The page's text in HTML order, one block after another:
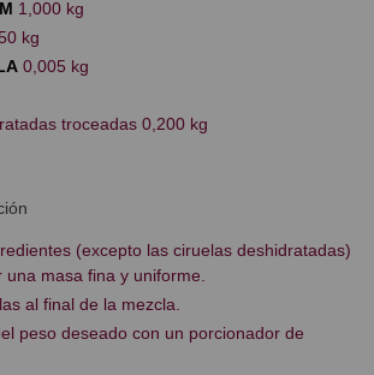
1,000 kg
kg
0,005 kg
troceadas 0,200 kg
(excepto las ciruelas deshidratadas)
una masa fina y uniforme.
al final de la mezcla.
peso deseado con un porcionador de